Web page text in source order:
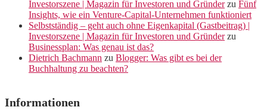
Investorszene | Magazin für Investoren und Gründerzu Fünf
Insights, wie ein Venture-Capital-Unternehmen funktioniert
Selbstständig – geht auch ohne Eigenkapital (Gastbeitrag) |
Investorszene | Magazin für Investoren und Gründerzu
Businessplan: Was genau ist das?
Dietrich Bachmann zu Blogger: Was gibt es bei der
Buchhaltung zu beachten?
Informationen